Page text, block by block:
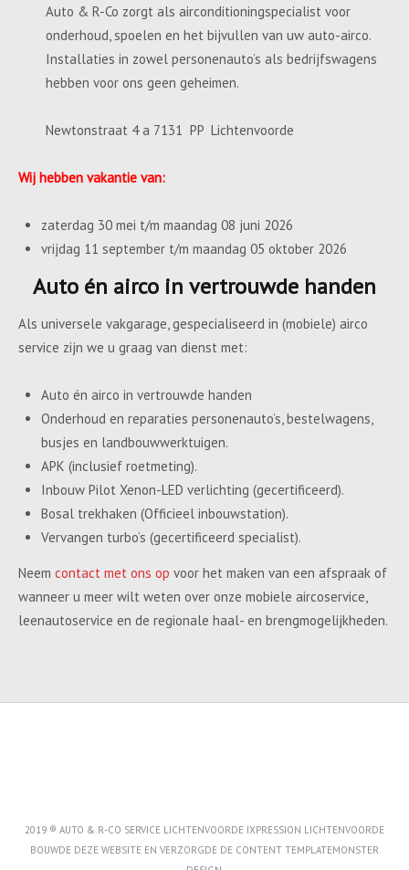
Auto & R-Co zorgt als airconditioningspecialist voor
onderhoud, spoelen en het bijvullen van uw auto-airco.
Installaties in zowel personenauto’s als bedrijfswagens
hebben voor ons geen geheimen.
Newtonstraat 4 a 7131 PP Lichtenvoorde
Wij hebben vakantie van:
zaterdag 30 mei t/m maandag 08 juni 2026
vrijdag 11 september t/m maandag 05 oktober 2026
Auto én airco in vertrouwde handen
Als universele vakgarage, gespecialiseerd in (mobiele) airco
service zijn we u graag van dienst met:
Auto én airco in vertrouwde handen
Onderhoud en reparaties personenauto’s, bestelwagens,
busjes en landbouwwerktuigen.
APK (inclusief roetmeting).
Inbouw Pilot Xenon-LED verlichting (gecertificeerd).
Bosal trekhaken (Officieel inbouwstation).
Vervangen turbo’s (gecertificeerd specialist).
Neem contact met ons op voor het maken van een afspraak of
wanneer u meer wilt weten over onze mobiele aircoservice,
leenautoservice en de regionale haal- en brengmogelijkheden.
2019 ® AUTO & R-CO SERVICE LICHTENVOORDE IXPRESSION LICHTENVOORDE
BOUWDE DEZE WEBSITE EN VERZORGDE DE CONTENT TEMPLATEMONSTER